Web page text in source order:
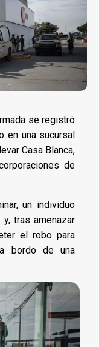
se registró
en una sucursal
Casa Blanca,
de
un individuo
tras amenazar
el robo para
bordo de una